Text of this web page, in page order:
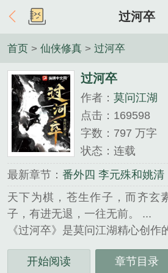
过河卒
首页 > 仙侠修真 > 过河卒
过河卒
作者： 莫问江湖
点击：169598
字数：797 万字
状态：连载
最新章节： 番外四 李元殊和姚清
天下为棋，苍生作子，而齐玄
子，有进无退，一往无前。 ...
《过河卒》是莫问江湖精心创作
开始阅读 章节目录